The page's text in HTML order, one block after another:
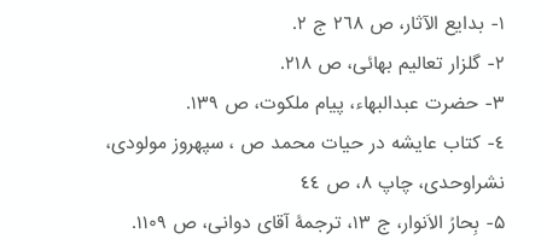
١- بدایع الآثار، ص ٢٦٨ ج ٢.
٢- گلزار تعالیم بهائی، ص ٢١۸.
٣- حضرت عبدالبهاء، پیام ملکوت، ص ١٣٩.
٤- كتاب عایشه در حیات محمد ص ، سپهروز مولودی،
نشراوحدی، چاپ ۸، ص ٤٤
۵- بِحارُ الاَنوار، ج ۱۳، ترجمۀ آقای دوانی، ص ۱۱۰۹.